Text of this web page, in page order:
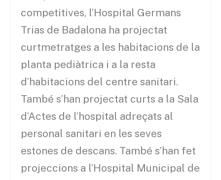
competitives, l’Hospital Germans
Trias de Badalona ha projectat
curtmetratges a les habitacions de la
planta pediàtrica i a la resta
d’habitacions del centre sanitari.
També s’han projectat curts a la Sala
d’Actes de l’hospital adreçats al
personal sanitari en les seves
estones de descans. També s’han fet
projeccions a l’Hospital Municipal de